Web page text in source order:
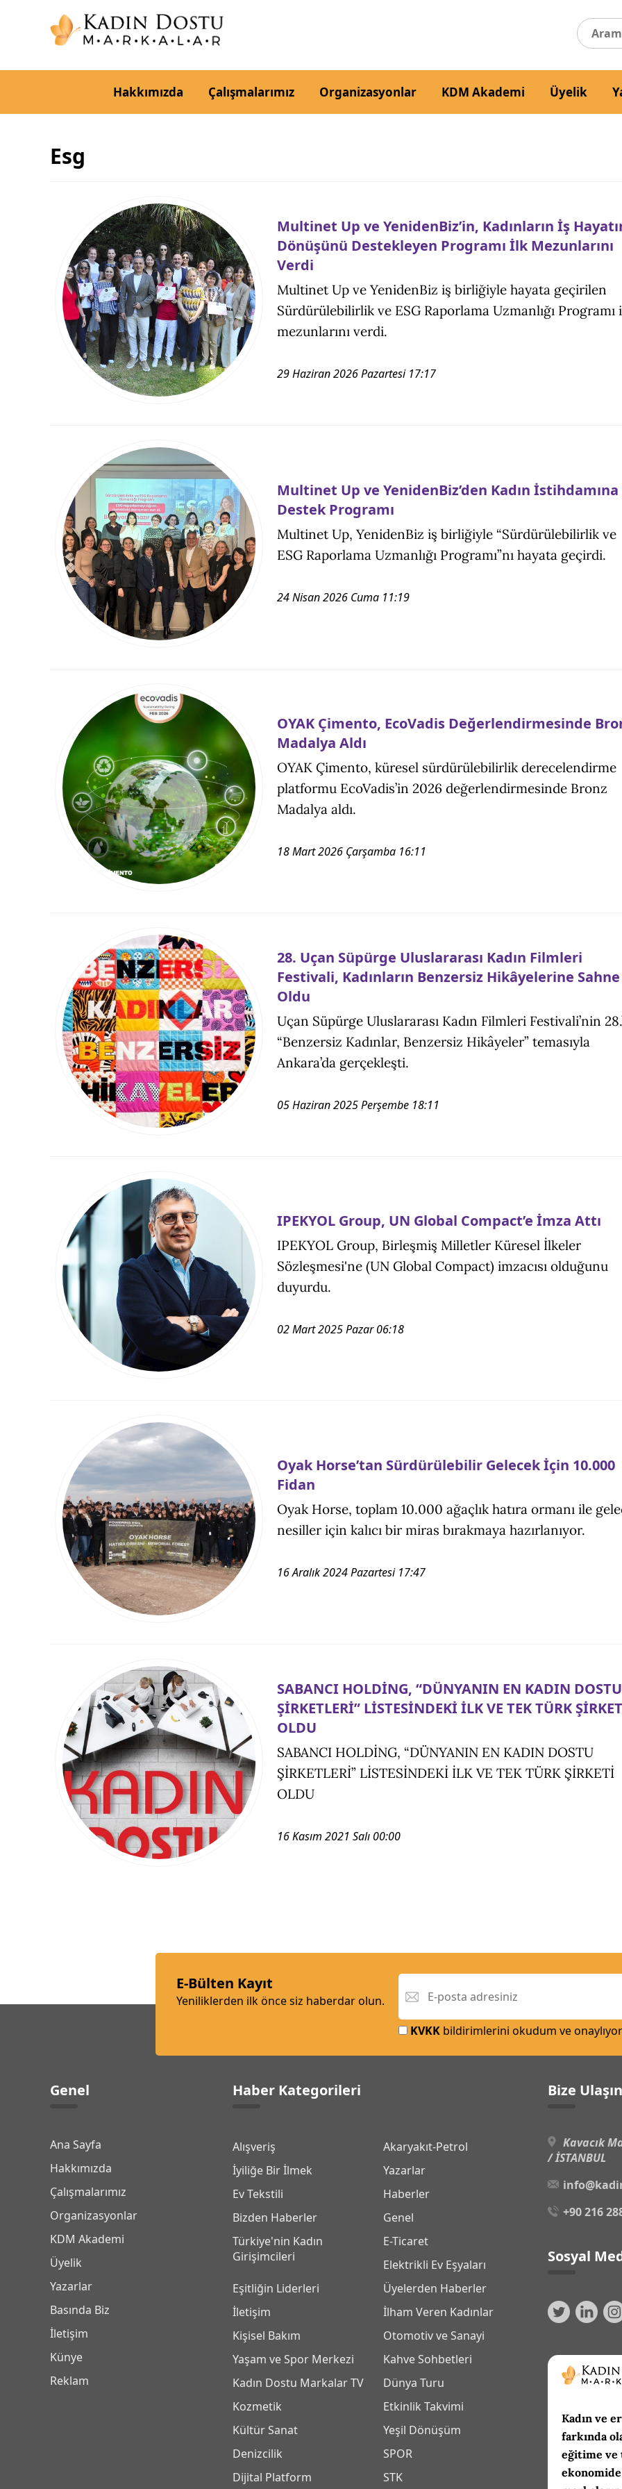
Hakkımızda Çalışmalarımız Organizasyonlar KDM Akademi Üyelik
Esg
Multinet Up ve YenidenBiz’in, Kadınların İş
Dönüşünü Destekleyen Programı İlk Mezunlarını
Verdi
Multinet Up ve YenidenBiz iş birliğiyle hayata geçirilen
Sürdürülebilirlik ve ESG Raporlama Uzmanlığı Programı
mezunlarını verdi.
29 Haziran 2026 Pazartesi 17:17
Multinet Up ve YenidenBiz’den Kadın İstihdamına
Destek Programı
Multinet Up, YenidenBiz iş birliğiyle “Sürdürülebilirlik ve
ESG Raporlama Uzmanlığı Programı”nı hayata geçirdi.
24 Nisan 2026 Cuma 11:19
OYAK Çimento, EcoVadis Değerlendirmesinde
Madalya Aldı
OYAK Çimento, küresel sürdürülebilirlik derecelendirme
platformu EcoVadis’in 2026 değerlendirmesinde Bronz
Madalya aldı.
18 Mart 2026 Çarşamba 16:11
28. Uçan Süpürge Uluslararası Kadın Filmleri
Festivali, Kadınların Benzersiz Hikâyelerine Sahne
Oldu
Uçan Süpürge Uluslararası Kadın Filmleri Festivali’nin
“Benzersiz Kadınlar, Benzersiz Hikâyeler” temasıyla
Ankara’da gerçekleşti.
05 Haziran 2025 Perşembe 18:11
IPEKYOL Group, UN Global Compact’e İmza Attı
IPEKYOL Group, Birleşmiş Milletler Küresel İlkeler
Sözleşmesi'ne (UN Global Compact) imzacısı olduğunu
duyurdu.
02 Mart 2025 Pazar 06:18
Oyak Horse’tan Sürdürülebilir Gelecek İçin 10.000
Fidan
Oyak Horse, toplam 10.000 ağaçlık hatıra ormanı ile
nesiller için kalıcı bir miras bırakmaya hazırlanıyor.
16 Aralık 2024 Pazartesi 17:47
SABANCI HOLDİNG, “DÜNYANIN EN KADIN DOSTU
ŞİRKETLERİ” LİSTESİNDEKİ İLK VE TEK TÜRK
OLDU
SABANCI HOLDİNG, “DÜNYANIN EN KADIN DOSTU
ŞİRKETLERİ” LİSTESİNDEKİ İLK VE TEK TÜRK ŞİRKETİ
OLDU
16 Kasım 2021 Salı 00:00
E-Bülten Kayıt
Yeniliklerden ilk önce siz haberdar olun.
KVKKbildirimlerini okudum ve
Genel
Ana Sayfa
Hakkımızda
Çalışmalarımız
Organizasyonlar
KDM Akademi
Üyelik
Yazarlar
Basında Biz
İletişim
Künye
Reklam
Haber Kategorileri
Alışveriş
Akaryakıt-Petrol
İyiliğe Bir İlmek
Yazarlar
Ev Tekstili
Haberler
Bizden Haberler
Genel
Türkiye'nin Kadın
Girişimcileri
E-Ticaret
Elektrikli Ev Eşyaları
Eşitliğin Liderleri
Üyelerden Haberler
İletişim
İlham Veren Kadınlar
Kişisel Bakım
Otomotiv ve Sanayi
Yaşam ve Spor Merkezi
Kahve Sohbetleri
Kadın Dostu Markalar TV
Dünya Turu
Kozmetik
Etkinlik Takvimi
Kültür Sanat
Yeşil Dönüşüm
Denizcilik
SPOR
Dijital Platform
STK
Bize Ulaşın
Kavacık
/ İSTANBUL
+90 216
Sosyal
Kadın ve
farkında
eğitime ve
ekonomide